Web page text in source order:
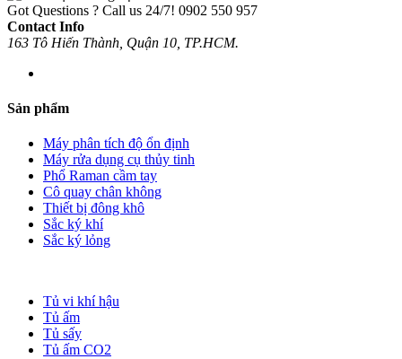
Got Questions ? Call us 24/7! 0902 550 957
Contact Info
163 Tô Hiến Thành, Quận 10, TP.HCM.
Sản phẩm
Máy phân tích độ ổn định
Máy rửa dụng cụ thủy tinh
Phổ Raman cầm tay
Cô quay chân không
Thiết bị đông khô
Sắc ký khí
Sắc ký lỏng
Tủ vi khí hậu
Tủ ấm
Tủ sấy
Tủ ấm CO2